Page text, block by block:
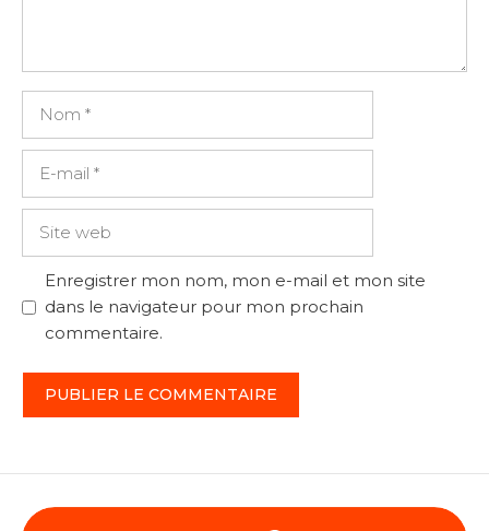
Enregistrer mon nom, mon e-mail et mon site
dans le navigateur pour mon prochain
commentaire.